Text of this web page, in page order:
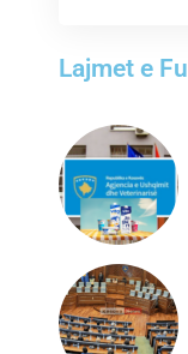
Lajmet e